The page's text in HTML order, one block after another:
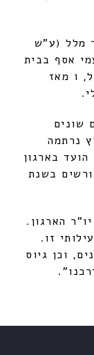
מלל (ע"ש
אסף בבית
בצה"ל, ו מאז
שונים
נרתמה
לחברי הועד בארגון
בשנת
יו"ר הארגון.
זו.
וכן גיוס